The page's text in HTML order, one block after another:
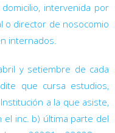
intervenida por
o director de nosocomio
internados.
y setiembre de cada
que cursa estudios,
a la que asiste,
inc. b) última parte del